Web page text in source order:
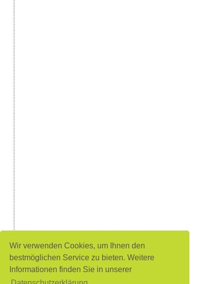
Wir verwenden Cookies, um Ihnen den
bestmöglichen Service zu bieten. Weitere
Informationen finden Sie in unserer